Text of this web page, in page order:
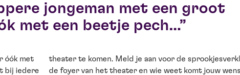
jongeman met een groot
met een beetje pech…
óók met
bij iedere
theater te komen. Meld je aan voor de
de foyer van het theater en wie weet komt jouw